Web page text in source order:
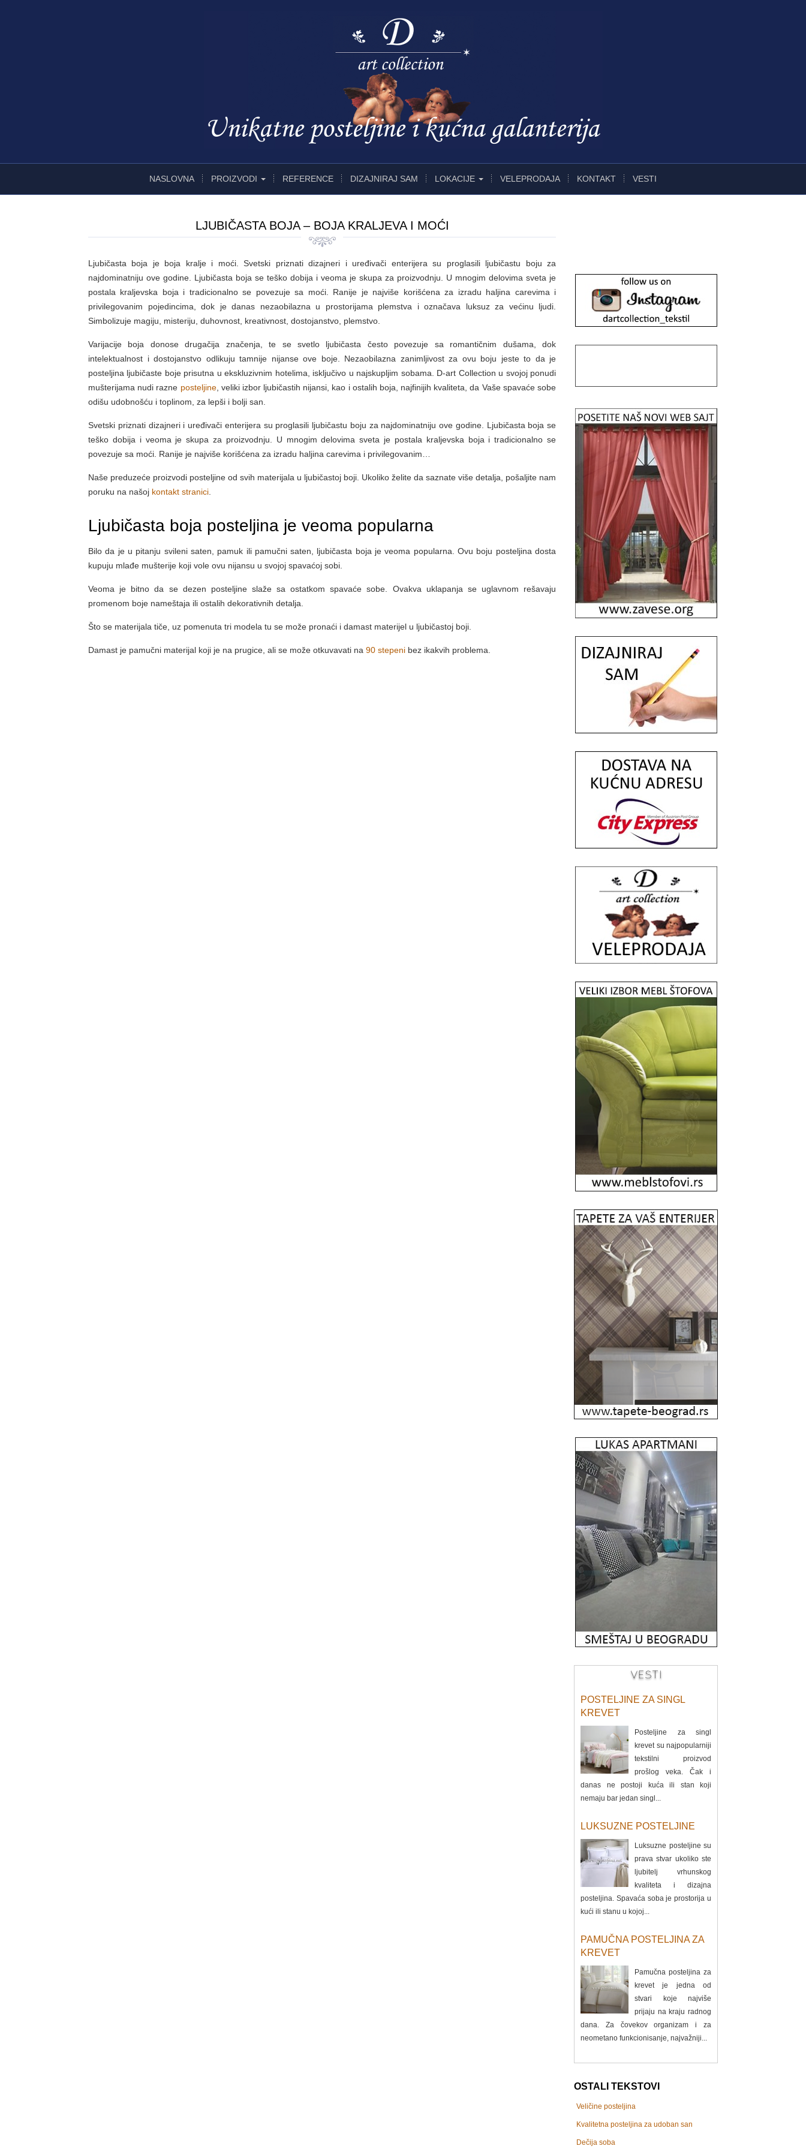
NASLOVNA PROIZVODI REFERENCE DIZAJNIRAJ SAM LOKACIJE VELEPRODAJA KONTAKT VESTI
LJUBIČASTA BOJA – BOJA KRALJEVA I MOĆI
Ljubičasta boja je boja kralje i moći. Svetski priznati dizajneri i uređivači enterijera su proglasili ljubičastu boju za
najdominatniju ove godine. Ljubičasta boja se teško dobija i veoma je skupa za proizvodnju. U mnogim delovima sveta je
postala kraljevska boja i tradicionalno se povezuje sa moći. Ranije je najviše korišćena za izradu haljina carevima i
privilegovanim pojedincima, dok je danas nezaobilazna u prostorijama plemstva i označava luksuz za većinu ljudi.
Simbolizuje magiju, misteriju, duhovnost, kreativnost, dostojanstvo, plemstvo.
Varijacije boja donose drugačija značenja, te se svetlo ljubičasta često povezuje sa romantičnim dušama, dok
intelektualnost i dostojanstvo odlikuju tamnije nijanse ove boje. Nezaobilazna zanimljivost za ovu boju jeste to da je
posteljina ljubičaste boje prisutna u ekskluzivnim hotelima, isključivo u najskupljim sobama. D-art Collection u svojoj ponudi
mušterijama nudi razne posteljine, veliki izbor ljubičastih nijansi, kao i ostalih boja, najfinijih kvaliteta, da Vaše spavaće sobe
odišu udobnošću i toplinom, za lepši i bolji san.
Svetski priznati dizajneri i uređivači enterijera su proglasili ljubičastu boju za najdominatniju ove godine. Ljubičasta boja se
teško dobija i veoma je skupa za proizvodnju. U mnogim delovima sveta je postala kraljevska boja i tradicionalno se
povezuje sa moći. Ranije je najviše korišćena za izradu haljina carevima i privilegovanim…
Naše preduzeće proizvodi posteljine od svih materijala u ljubičastoj boji. Ukoliko želite da saznate više detalja, pošaljite nam
poruku na našoj kontakt stranici
Ljubičasta boja posteljina je veoma popularna
Bilo da je u pitanju svileni saten, pamuk ili pamučni saten, ljubičasta boja je veoma popularna. Ovu boju posteljina dosta
kupuju mlađe mušterije koji vole ovu nijansu u svojoj spavaćoj sobi.
Veoma je bitno da se dezen posteljine slaže sa ostatkom spavaće sobe. Ovakva uklapanja se uglavnom rešavaju
promenom boje nameštaja ili ostalih dekorativnih detalja.
Što se materijala tiče, uz pomenuta tri modela tu se može pronaći i damast materijel u ljubičastoj boji.
Damast je pamučni materijal koji je na prugice, ali se može otkuvavati na 90 stepeni bez ikakvih problema.
VESTI
POSTELJINE ZA SINGL
KREVET
Posteljine za singl
krevet su najpopularniji
tekstilni proizvod
prošlog veka. Čak i
danas ne postoji kuća ili stan koji
nemaju bar jedan singl...
LUKSUZNE POSTELJINE
Luksuzne posteljine su
prava stvar ukoliko ste
ljubitelj vrhunskog
kvaliteta i dizajna
posteljina. Spavaća soba je prostorija u
kući ili stanu u kojoj...
PAMUČNA POSTELJINA ZA
KREVET
Pamučna posteljina za
krevet je jedna od
stvari koje najviše
prijaju na kraju radnog
dana. Za čovekov organizam i za
neometano funkcionisanje, najvažniji...
OSTALI TEKSTOVI
Veličine posteljina
Kvalitetna posteljina za udoban san
Dečija soba